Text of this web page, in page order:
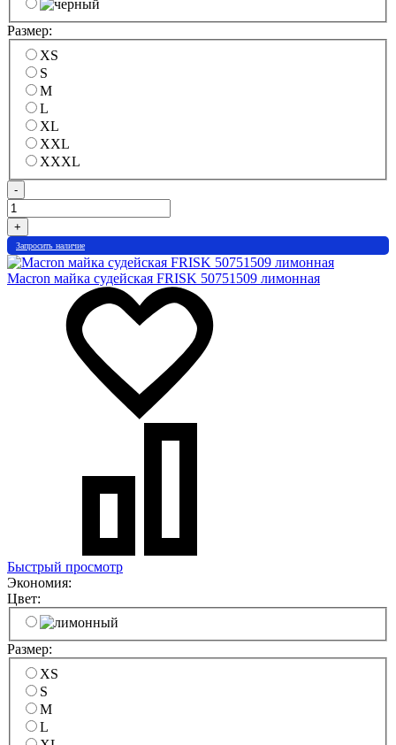
Размер:
XS
S
M
L
XL
XXL
XXXL
-
+
Запросить наличие
Macron майка судейская FRISK 50751509 лимонная
Быстрый просмотр
Экономия:
Цвет:
Размер:
XS
S
M
L